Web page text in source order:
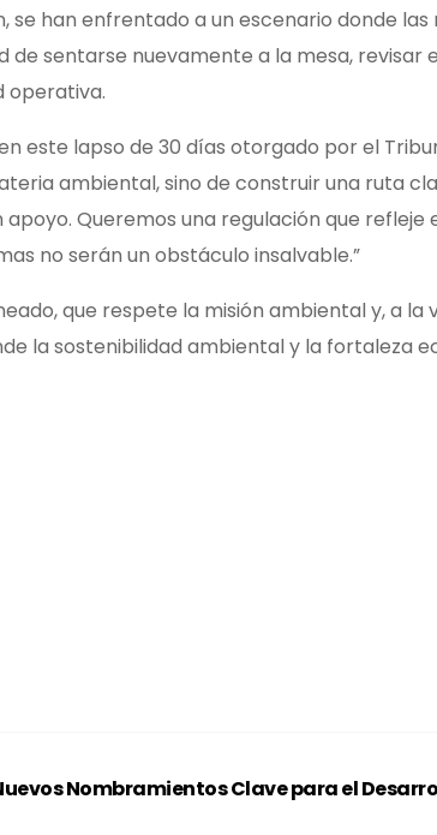
se han enfrentado a un escenario donde las
sentarse nuevamente a la mesa, revisar
operativa.
este lapso de 30 días otorgado por el
ambiental, sino de construir una ruta
Queremos una regulación que refleje
no serán un obstáculo insalvable.”
que respete la misión ambiental y, a la
la sostenibilidad ambiental y la fortaleza